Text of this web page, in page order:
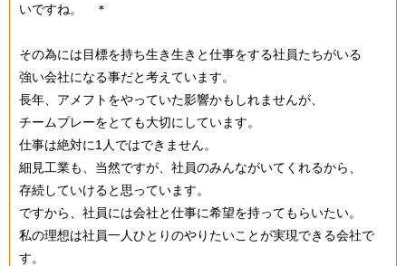
いですね。 ＊
その為には目標を持ち生き生きと仕事をする社員たちがいる
強い会社になる事だと考えています。
長年、アメフトをやっていた影響かもしれませんが、
チームプレーをとても大切にしています。
仕事は絶対に1人ではできません。
細見工業も、当然ですが、社員のみんながいてくれるから、
存続していけると思っています。
ですから、社員には会社と仕事に希望を持ってもらいたい。
私の理想は社員一人ひとりのやりたいことが実現できる会社で
す。